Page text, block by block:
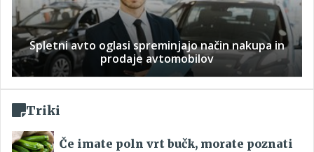
Spletni avto oglasi spreminjajo način nakupa in
prodaje avtomobilov
Triki
Če imate poln vrt bučk, morate poznati